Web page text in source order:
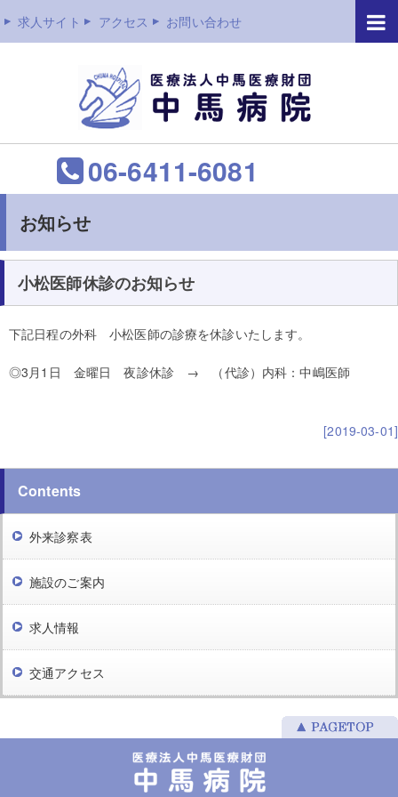
求人サイト アクセス お問い合わせ
06-6411-6081
お知らせ
小松医師休診のお知らせ
下記日程の外科 小松医師の診療を休診いたします。
◎3月1日 金曜日 夜診休診 → （代診）内科：中嶋医師
[2019-03-01]
Contents
外来診察表
施設のご案内
求人情報
交通アクセス